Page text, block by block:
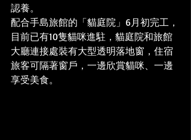
認養。
配合手島旅館的「貓庭院」6月初完工，
目前已有10隻貓咪進駐，貓庭院和旅館
大廳連接處裝有大型透明落地窗，住宿
旅客可隔著窗戶，一邊欣賞貓咪、一邊
享受美食。